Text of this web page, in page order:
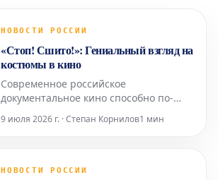
НОВОСТИ РОССИИ
«Стоп! Сшито!»: Гениальный взгляд на
костюмы в кино
Современное российское
документальное кино способно по-
своим качеством. Ярким
транслируемый на канале «Россия-
9 июля 2026 г. · Степан Корнилов1 мин
НОВОСТИ РОССИИ